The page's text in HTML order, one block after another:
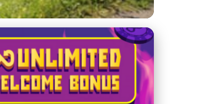
KST Pršany